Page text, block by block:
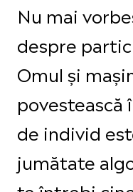
Nu mai
despre
Omul și
povestească
de individ
jumătate